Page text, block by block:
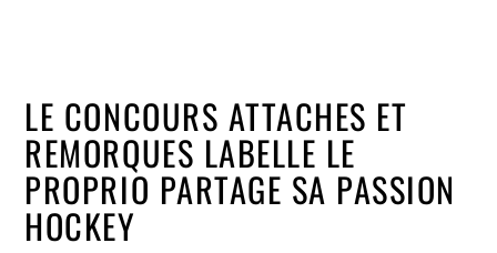
LE CONCOURS ATTACHES ET
REMORQUES LABELLE LE
PROPRIO PARTAGE SA PASSION
HOCKEY